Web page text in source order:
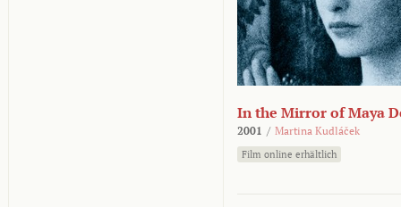
In the Mirror of Maya
2001 / Martina Kudláček
Film online erhältlich